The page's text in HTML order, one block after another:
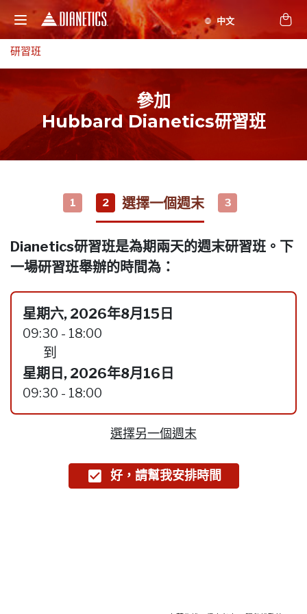
研習班
參加
Hubbard Dianetics研習班
1 2 選擇一個週末 3
Dianetics研習班是為期兩天的週末研習班。下
一場研習班舉辦的時間為：
星期六, 2026年8月15日
09:30 - 18:00
到
星期日, 2026年8月16日
09:30 - 18:00
選擇另一個週末
好，請幫我安排時間